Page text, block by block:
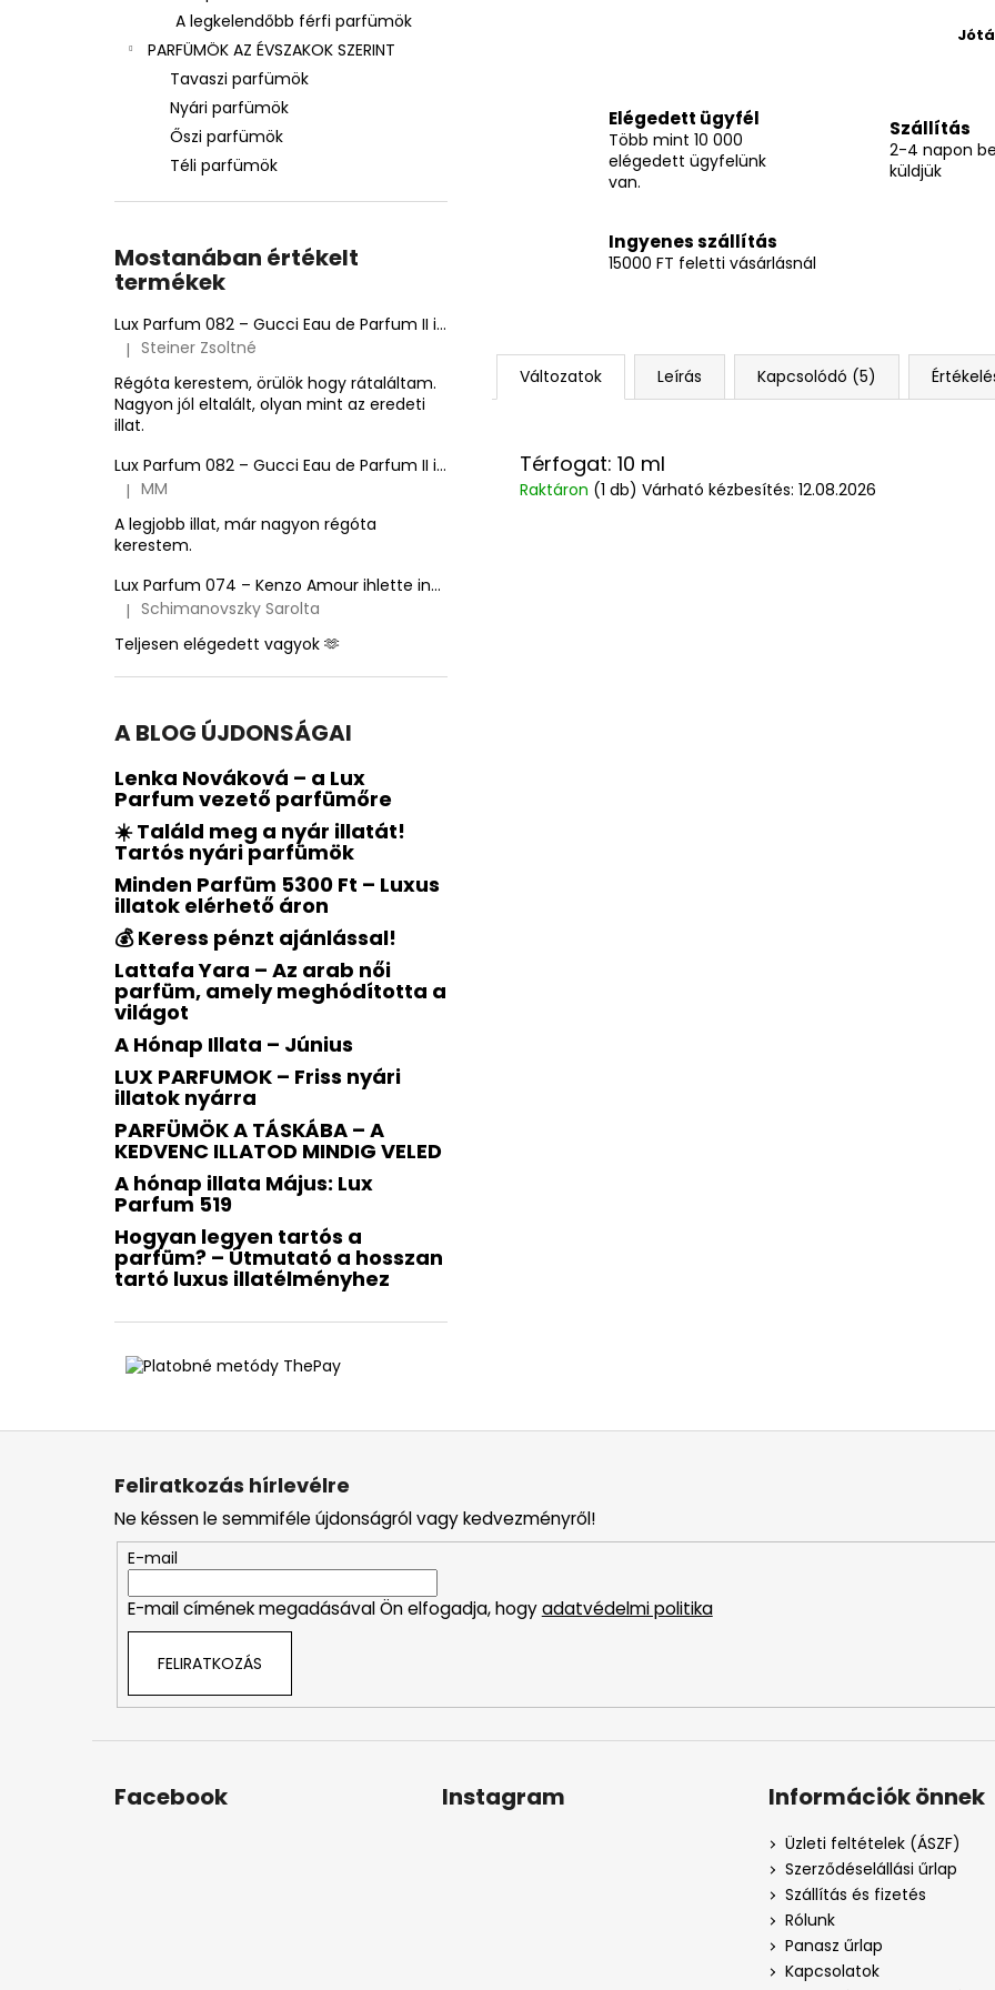
A legkelendőbb férfi parfümök
PARFÜMÖK AZ ÉVSZAKOK SZERINT
Tavaszi parfümök
Nyári parfümök
Őszi parfümök
Téli parfümök
Mostanában értékelt
termékek
Lux Parfum 082 – Gucci Eau de Parfum II ihlette inspirált illat – Gucci
A termék értékelése 5-ből 5 csillag.
| Steiner Zsoltné
Régóta kerestem, örülök hogy rátaláltam.
Nagyon jól eltalált, olyan mint az eredeti
illat.
Lux Parfum 082 – Gucci Eau de Parfum II ihlette inspirált illat – Gucci
A termék értékelése 5-ből 5 csillag.
| MM
A legjobb illat, már nagyon régóta
kerestem.
Lux Parfum 074 – Kenzo Amour ihlette inspirált illat – Kenzo
A termék értékelése 5-ből 5 csillag.
| Schimanovszky Sarolta
Teljesen elégedett vagyok 🫶
A BLOG ÚJDONSÁGAI
Lenka Nováková – a Lux
Parfum vezető parfümőre
☀️ Találd meg a nyár illatát!
Tartós nyári parfümök
Minden Parfüm 5300 Ft – Luxus
illatok elérhető áron
💰 Keress pénzt ajánlással!
Lattafa Yara – Az arab női
parfüm, amely meghódította a
világot
A Hónap Illata – Június
LUX PARFUMOK – Friss nyári
illatok nyárra
PARFÜMÖK A TÁSKÁBA – A
KEDVENC ILLATOD MINDIG VELED
A hónap illata Május: Lux
Parfum 519
Hogyan legyen tartós a
parfüm? – Útmutató a hosszan
tartó luxus illatélményhez
Elégedett ügyfél
Több mint 10 000
elégedett ügyfelünk
van.
Szállítás
2-4 napon
küldjük
Ingyenes szállítás
15000 FT feletti vásárlásnál
Változatok Leírás Kapcsolódó (5)
Térfogat: 10 ml
Raktáron (1 db) Várható kézbesítés: 12.08.2026
L
Feliratkozás hírlevélre
Ne késsen le semmiféle újdonságról vagy kedvezményről!
E-mail
E-mail címének megadásával Ön elfogadja, hogyadatvédelmi politika
FELIRATKOZÁS
Facebook Instagram Információk önnek
Üzleti feltételek (ÁSZF)
Szerződéselállási űrlap
Szállítás és fizetés
Rólunk
Panasz űrlap
Kapcsolatok